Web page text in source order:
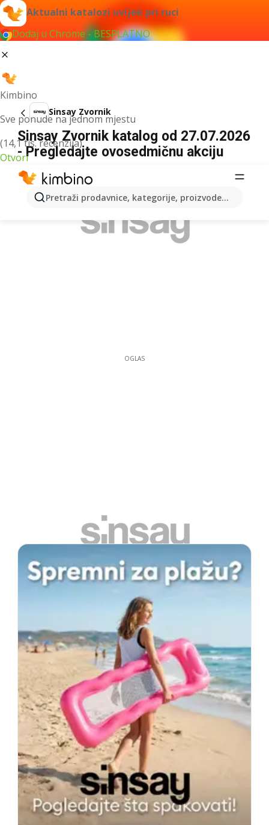
Aktualni katalozi uvijek pri ruci
Dodaj u Chrome - BESPLATNO
Kimbino
Sve ponude na jednom mjestu
(14,1 tis. recenzija)
Otvori
Pretraži prodavnice, kategorije, proizvode...
Sinsay Zvornik
Sinsay Zvornik katalog od 27.07.2026
- Pregledajte ovosedmičnu akciju
OGLAS